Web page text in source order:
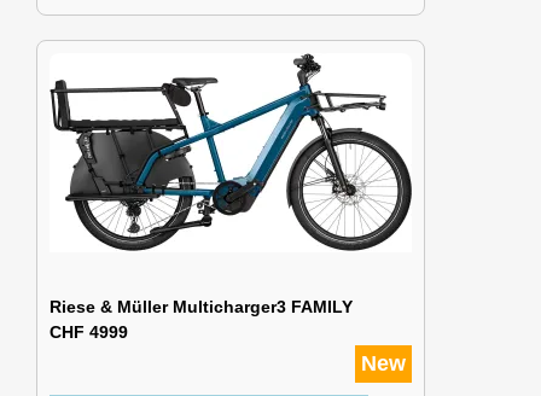
Riese & Müller Multicharger3 FAMILY
CHF 4999
New